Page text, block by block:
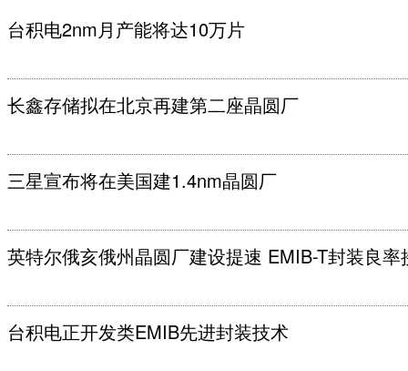
台积电2nm月产能将达10万片
长鑫存储拟在北京再建第二座晶圆厂
三星宣布将在美国建1.4nm晶圆厂
英特尔俄亥俄州晶圆厂建设提速 EMIB-T封装良率
台积电正开发类EMIB先进封装技术